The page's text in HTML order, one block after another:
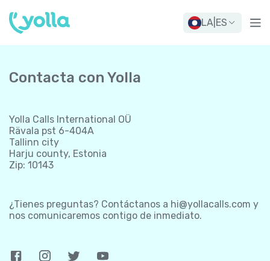
LA ES
Contacta con Yolla
Yolla Calls International OÜ
Rävala pst 6-404A
Tallinn city
Harju county, Estonia
Zip: 10143
¿Tienes preguntas? Contáctanos a hi@yollacalls.com y
nos comunicaremos contigo de inmediato.